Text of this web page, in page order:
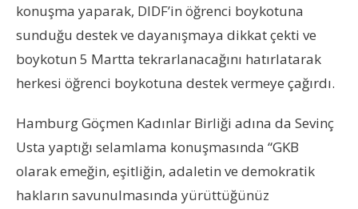
konuşma yaparak, DIDF’in öğrenci boykotuna
sunduğu destek ve dayanışmaya dikkat çekti ve
boykotun 5 Martta tekrarlanacağını hatırlatarak
herkesi öğrenci boykotuna destek vermeye çağırdı.
Hamburg Göçmen Kadınlar Birliği adına da Sevinç
Usta yaptığı selamlama konuşmasında “GKB
olarak emeğin, eşitliğin, adaletin ve demokratik
hakların savunulmasında yürüttüğünüz